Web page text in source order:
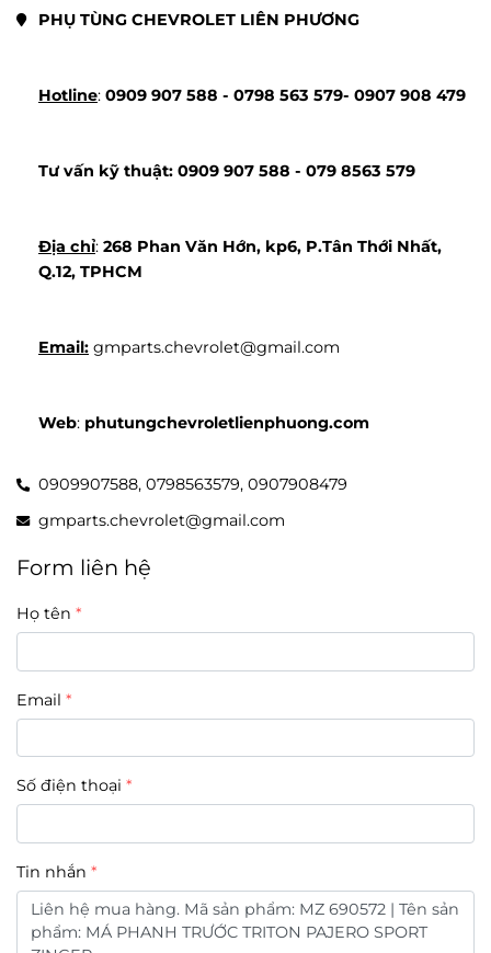
PHỤ TÙNG CHEVROLET LIÊN PHƯƠNG
Hotline: 0909 907 588 - 0798 563 579- 0907 908 479
Tư vấn kỹ thuật: 0909 907 588 - 079 8563 579
Địa chỉ: 268 Phan Văn Hớn, kp6, P.Tân Thới Nhất,
Q.12, TPHCM
Email: gmparts.chevrolet@gmail.com
Web: phutungchevroletlienphuong.com
0909907588, 0798563579, 0907908479
gmparts.chevrolet@gmail.com
Form liên hệ
Họ tên
Email
Số điện thoại
Tin nhắn